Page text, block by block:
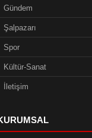
Gündem
Şalpazarı
Spor
Kültür-Sanat
İletişim